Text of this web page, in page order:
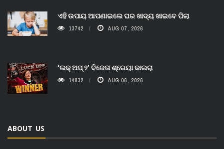
ଏହି ଉପାୟ ଆପଣାଇଲେ ଘର ଖାଦ୍ୟ ଖାଇବେ ପିଲା
13742 AUG 07, 2026
‘ଲକ୍ ଅପ୍ ୨’ ବିଜେତା ଶ୍ରେୟା କାଲରା
14832 AUG 06, 2026
ABOUT US